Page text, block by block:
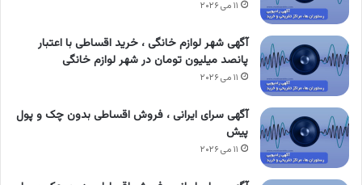
۱۱ می ۲۰۲۶
آگهی شهر لوازم خانگی ، خرید اقساطی با اعتبار
پانصد میلیون تومان در شهر لوازم خانگی
۱۱ می ۲۰۲۶
آگهی سرای ایرانی ، فروش اقساطی بدون چک و پول
پیش
۱۱ می ۲۰۲۶